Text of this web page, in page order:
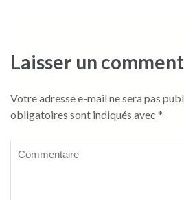
Laisser un
Votre adresse e-mail ne sera pas
obligatoires sont indiqués avec *